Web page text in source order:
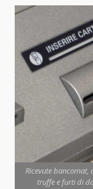
Ricevute bancomat,
truffe e furti di